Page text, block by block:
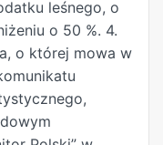
innej niż
o
ust. 4 nie stosuje
samoistnym,
mowa w ust.
przedmiot
na
lub
ust. 5.
za
leśnego, o
o 50 %. 4.
o której mowa w